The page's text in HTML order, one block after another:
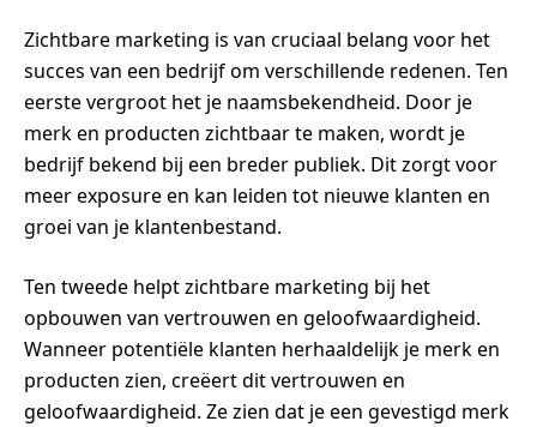
Zichtbare marketing is van cruciaal belang voor het
succes van een bedrijf om verschillende redenen. Ten
eerste vergroot het je naamsbekendheid. Door je
merk en producten zichtbaar te maken, wordt je
bedrijf bekend bij een breder publiek. Dit zorgt voor
meer exposure en kan leiden tot nieuwe klanten en
groei van je klantenbestand.
Ten tweede helpt zichtbare marketing bij het
opbouwen van vertrouwen en geloofwaardigheid.
Wanneer potentiële klanten herhaaldelijk je merk en
producten zien, creëert dit vertrouwen en
geloofwaardigheid. Ze zien dat je een gevestigd merk